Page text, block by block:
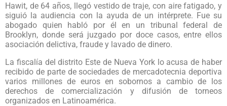
Hawit, de 64 años, llegó vestido de traje, con aire fatigado, y
siguió la audiencia con la ayuda de un intérprete. Fue su
abogado quien habló por él en un tribunal federal de
Brooklyn, donde será juzgado por doce casos, entre ellos
asociación delictiva, fraude y lavado de dinero.
La fiscalía del distrito Este de Nueva York lo acusa de haber
recibido de parte de sociedades de mercadotecnia deportiva
varios millones de euros en sobornos a cambio de los
derechos de comercialización y difusión de torneos
organizados en Latinoamérica.